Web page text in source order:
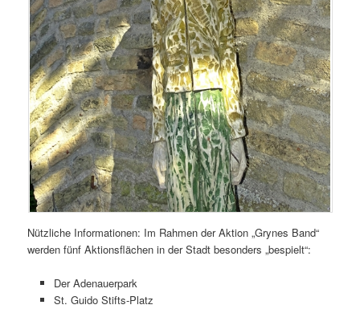
Nützliche Informationen: Im Rahmen der Aktion „Grynes Band“
werden fünf Aktionsflächen in der Stadt besonders „bespielt“:
Der Adenauerpark
St. Guido Stifts-Platz